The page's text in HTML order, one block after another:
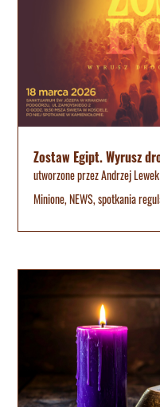
Zostaw Egipt. Wyrusz
utworzone przezAndrzej Lewek
Minione,NEWS,spotkania